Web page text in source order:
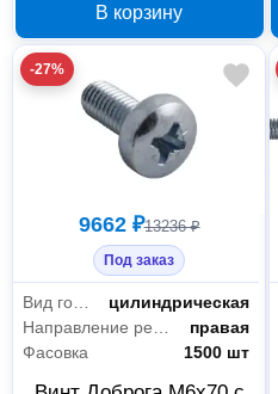
В корзину
-27%
9662 ₽13236 ₽
Под заказ
Вид головки
цилиндрическая
Направление резьбы
правая
Фасовка
1500 шт